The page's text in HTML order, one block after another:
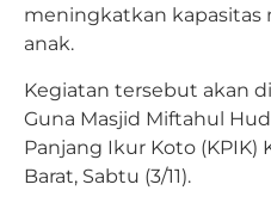
meningkatkan
anak.
Kegiatan tersebut akan
Guna Masjid Miftahul
Panjang Ikur Koto (KPIK)
Barat, Sabtu (3/11).